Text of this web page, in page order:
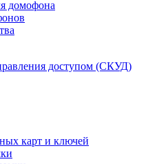
домофона
доступом (СКУД)
карт и ключей